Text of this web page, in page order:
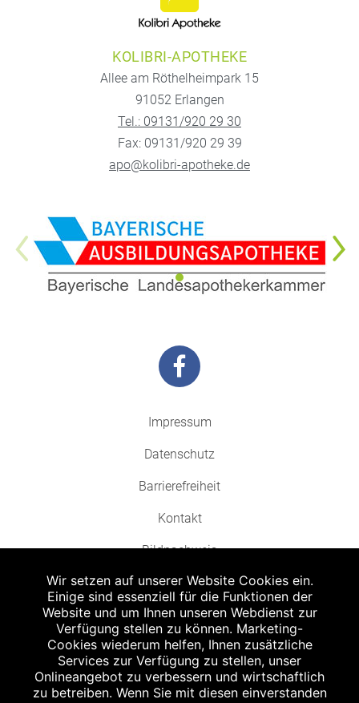
KOLIBRI-APOTHEKE
Allee am Röthelheimpark 15
91052 Erlangen
Tel.: 09131/920 29 30
Fax: 09131/920 29 39
apo@kolibri-apotheke.de
Impressum
Datenschutz
Barrierefreiheit
Kontakt
Bildnachweis
Abgabe in haushaltsüblichen Mengen, solange der Vorrat reicht. Für Druck-
und Satzfehler keine Haftung.
Zu Risiken und Nebenwirkungen lesen Sie die Packungsbeilage und fragen
Sie Ihren Arzt oder Apotheker.
Wir setzen auf unserer Website Cookies ein.
Einige sind essenziell für die Funktionen der
Website und um Ihnen unseren Webdienst zur
Verfügung stellen zu können. Marketing-
Cookies wiederum helfen, Ihnen zusätzliche
Services zur Verfügung zu stellen, unser
Onlineangebot zu verbessern und wirtschaftlich
zu betreiben. Wenn Sie mit diesen einverstanden